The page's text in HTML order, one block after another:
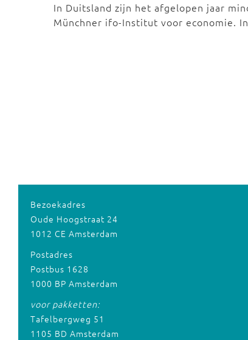
In Duitsland zijn het afgelopen jaar
Münchner ifo-Institut voor economie.
Bezoekadres
Oude Hoogstraat 24
1012 CE Amsterdam
Postadres
Postbus 1628
1000 BP Amsterdam
voor pakketten:
Tafelbergweg 51
1105 BD Amsterdam